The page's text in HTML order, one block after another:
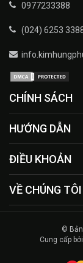
0977233388
(024) 6253
CHÍNH SÁCH
HƯỚNG DẪN
ĐIỀU KHOẢN
VỀ CHÚNG TÔI
©
Cung cấp